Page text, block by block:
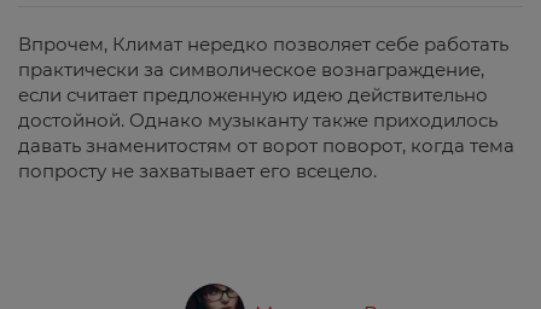
Впрочем, Климат нередко позволяет себе работать
практически за символическое вознаграждение,
если считает предложенную идею действительно
достойной. Однако музыканту также приходилось
давать знаменитостям от ворот поворот, когда тема
попросту не захватывает его всецело.